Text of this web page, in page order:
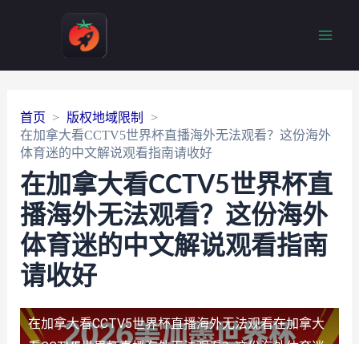
首页
版权地域限制
在加拿大看CCTV5世界杯直播海外无法观看？这份海外
体育迷的中文解说观看指南请收好
在加拿大看CCTV5世界杯直
播海外无法观看？这份海外
体育迷的中文解说观看指南
请收好
在加拿大看CCTV5世界杯直播海外无法观看在加拿大